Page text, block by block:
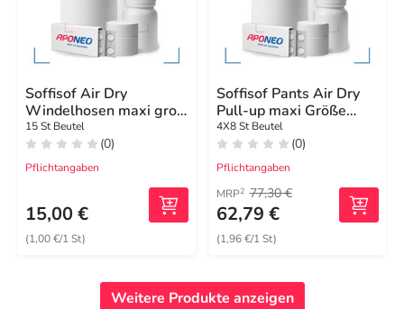
Soffisof Air Dry
Windelhosen maxi groß
M
15 St Beutel
(0)
Pflichtangaben
15,00 €
(1,00 €/1 St)
Soffisof Pants Air Dry
Pull-up maxi Größe
large
4X8 St Beutel
(0)
Pflichtangaben
MRP2 77,30 €
62,79 €
(1,96 €/1 St)
Weitere Produkte anzeigen